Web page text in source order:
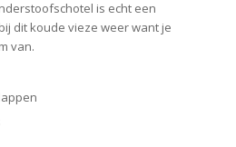
is echt een
dit koude vieze weer want je
van.